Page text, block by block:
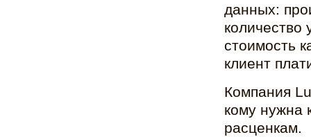
данных:
количество
стоимость
клиент
Компания
кому нужна
расценкам.